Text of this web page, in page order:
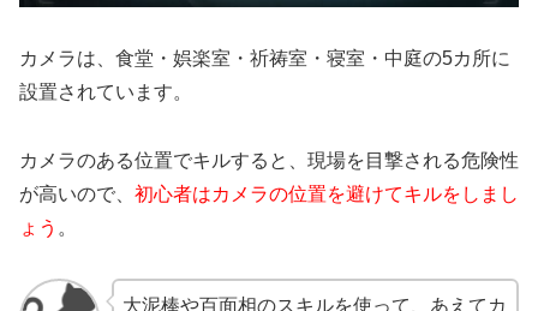
カメラは、食堂・娯楽室・祈祷室・寝室・中庭の5カ所に
設置されています。
カメラのある位置でキルすると、現場を目撃される危険性
が高いので、 初心者はカメラの位置を避けてキルをしまし
ょう 。
大泥棒や百面相のスキルを使って、あえてカ